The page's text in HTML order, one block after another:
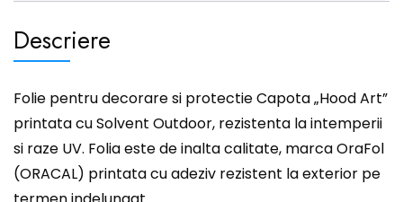
Descriere
Folie pentru decorare si protectie Capota „Hood Art”
printata cu Solvent Outdoor, rezistenta la intemperii
si raze UV. Folia este de inalta calitate, marca OraFol
(ORACAL) printata cu adeziv rezistent la exterior pe